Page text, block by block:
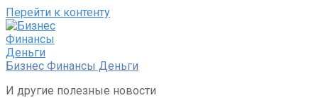
Перейти к контенту
Бизнес Финансы Деньги
И другие полезные новости